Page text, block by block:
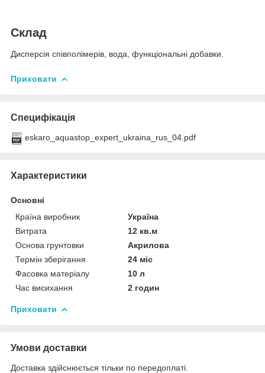
Склад
Дисперсія співполімерів, вода, функціональні добавки.
Приховати
Специфікація
eskaro_aquastop_expert_ukraina_rus_04.pdf
Характеристики
Основні
Країна виробник
Україна
Витрата
12 кв.м
Основа грунтовки
Акрилова
Термін зберігання
24 міс
Фасовка матеріалу
10 л
Час висихання
2 годин
Приховати
Умови доставки
Доставка здійснюється тільки по передоплаті.